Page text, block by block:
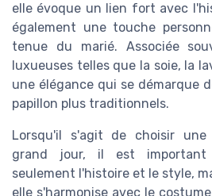
elle évoque un lien fort avec
également une touche
tenue du marié. Associée
luxueuses telles que la soie, la
une élégance qui se démarque
papillon plus traditionnels.
Lorsqu'il s'agit de choisir
grand jour, il est important
seulement l'histoire et le style,
elle s'harmonise avec le